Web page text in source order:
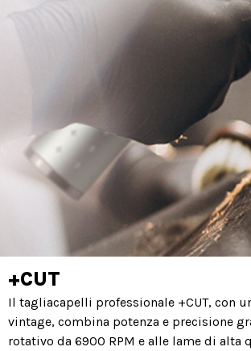
+CUT
Il tagliacapelli professionale +CUT, con
vintage, combina potenza e precisione
rotativo da 6900 RPM e alle lame di alta